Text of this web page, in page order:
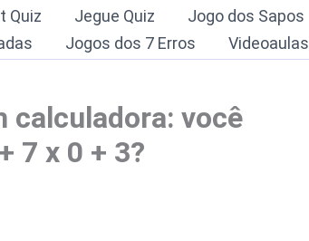
Quiz Jegue Quiz Jogo dos Sapos
Jogos dos 7 Erros Videoaulas
calculadora: você
7 x 0 + 3?